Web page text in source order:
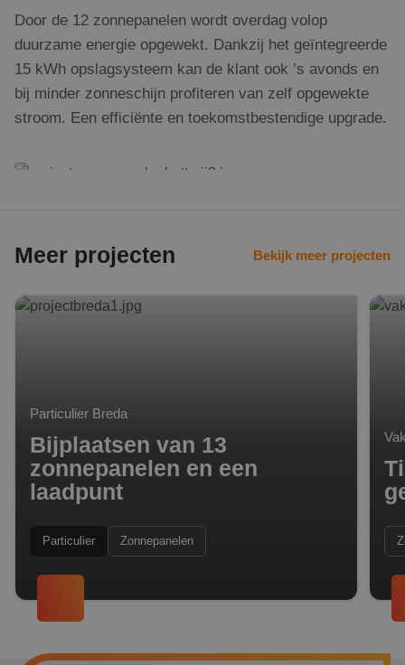
Door de 12 zonnepanelen wordt overdag volop
duurzame energie opgewekt. Dankzij het geïntegreerde
15 kWh opslagsysteem kan de klant ook ’s avonds en
bij minder zonneschijn profiteren van zelf opgewekte
stroom. Een efficiënte en toekomstbestendige upgrade.
Meer projecten Bekijk meer projecten
Particulier Breda
Bijplaatsen van 13
zonnepanelen en een
laadpunt
Particulier Zonnepanelen
Bijplaatsen van 13 zonnepanelen en een laadpunt